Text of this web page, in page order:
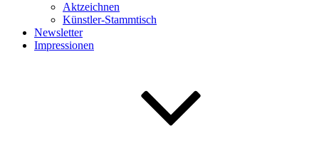
Aktzeichnen
Künstler-Stammtisch
Newsletter
Impressionen